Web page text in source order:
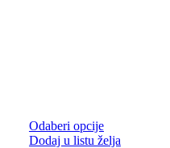
Odaberi opcije
Dodaj u listu želja